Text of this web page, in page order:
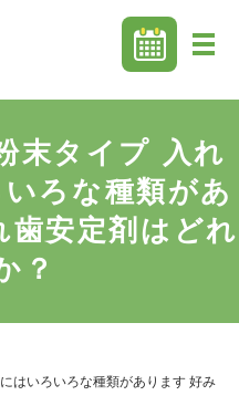
末タイプ 入れ
ろな種類があ
歯安定剤はどれ
？
はいろいろな種類があります 好み